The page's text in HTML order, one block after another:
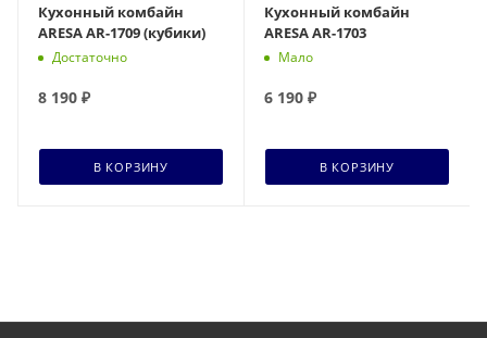
Кухонный комбайн
ARESA AR-1709 (кубики)
Достаточно
8 190 ₽
В КОРЗИНУ
Кухонный комбайн
ARESA AR-1703
Мало
6 190 ₽
В КОРЗИНУ